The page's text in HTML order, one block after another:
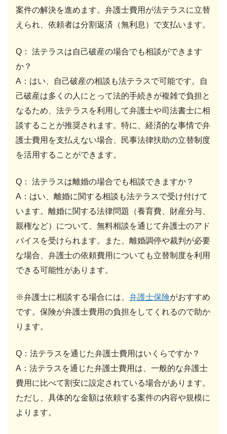
案件の解決を進めます。弁護士費用が法テラスに立替
えられ、依頼者は分割返済（無利息）で支払います。
Q： 法テラスは自己破産の場合でも相談ができます
か？
A：はい、自己破産の相談も法テラスで可能です。自
己破産は多くの人にとって法的手続きが複雑で負担と
なるため、法テラスを利用して弁護士や司法書士に相
談することが推奨されます。特に、経済的な事情で弁
護士費用を支払えない場合、民事法律扶助の立替制度
を活用することができます。
Q： 法テラスは離婚の場合でも相談できますか？
A：はい、離婚に関する相談も法テラスで受け付けて
います。離婚に関する法律問題（養育費、財産分与、
親権など）について、無料相談を通じて弁護士のアド
バイスを受けられます。また、離婚調停や裁判が必要
な場合、弁護士の依頼費用についても立替制度を利用
できる可能性があります。
※弁護士に相談する場合には、 弁護士保険がおすすめ
です。保険が弁護士費用の負担をしてくれるので助か
ります。
Q：法テラスを通じた弁護士費用はいくらですか？
A：法テラスを通じた弁護士費用は、一般的な弁護士
費用に比べて割安に設定されている場合があります。
ただし、具体的な金額は依頼する案件の内容や規模に
よります。